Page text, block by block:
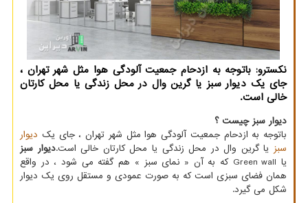
نکسترو: باتوجه به ازدحام جمعیت آلودگی هوا مثل شهر تهران ،
جای یک دیوار سبز یا گرین وال در محل زندگی یا محل کارتان
خالی است.
دیوار سبز چیست ؟
باتوجه به ازدحام جمعیت آلودگی هوا مثل شهر تهران ، جای یک دیوار
سبز یا گرین وال در محل زندگی یا محل کارتان خالی است.دیوار سبز
یا Green wallکه به آن « نمای سبز » هم گفته می شود ، در واقع
همان فضای سبزی است که به صورت عمودی و مستقل روی یک دیوار
شکل می گیرد.